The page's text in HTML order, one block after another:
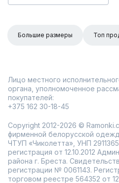
Большие размеры Топ
Лицо местного
органа, уполномоченное
покупателей:
+375 162 30-18-45
Copyright 2012-2026 ©
фирменной белорусской
ЧТУП «Чиколетта», УНП
регистрация от 12.10.2012
района г. Бреста.
регистрации № 0061143.
торговом реестре 564352 от